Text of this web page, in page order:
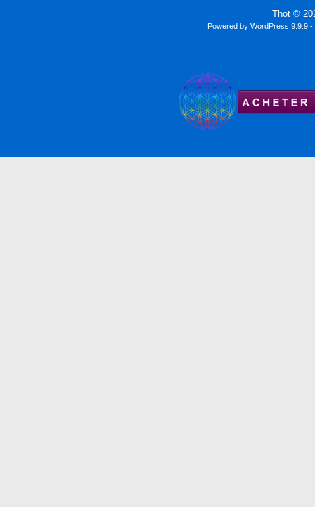
Thot ©
Powered by WordPress 9.9.9 -